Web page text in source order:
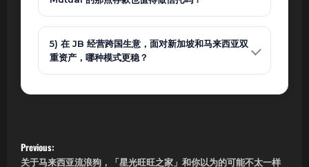
5) 在 JB 经营跨国生意，面对新加坡和马来西亚双
重资产，哪种模式更稳？
P
Previous:
关于马来西亚流浪狗，「星光旺旺之家」和你以为的可能不太一样